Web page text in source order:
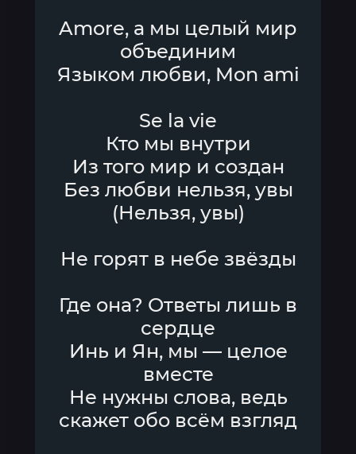
Amore, а мы целый мир
объединим
Языком любви, Mon ami
Se la vie
Кто мы внутри
Из того мир и создан
Без любви нельзя, увы
(Нельзя, увы)
Не горят в небе звёзды
Где она? Ответы лишь в
сердце
Инь и Ян, мы — целое
вместе
Не нужны слова, ведь
скажет обо всём взгляд